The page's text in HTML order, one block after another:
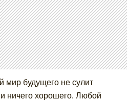
мир будущего не сулит
ничего хорошего. Любой